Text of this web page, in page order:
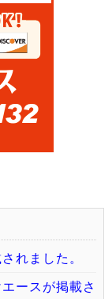
れました。
ースが掲載さ